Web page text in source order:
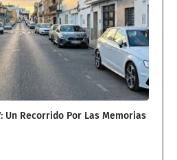
Un Recorrido Por Las Memorias